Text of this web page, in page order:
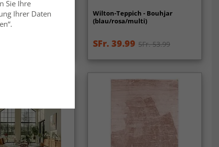
- Moudania
orange)
Wilton-Teppich - Bouhjar
(blau/rosa/multi)
SFr. 39.99 SFr. 53.99
Sie Ihre
Ihrer Daten